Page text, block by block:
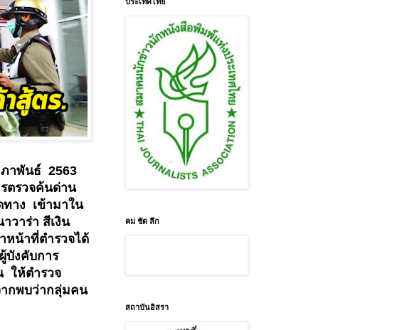
าพันธ์ 2563
ตรวจค้นด่าน
ทาง เข้ามาใน
วาร่า สีเงิน
หน้าที่ตำรวจได้
บังคับการ
ให้ตำรวจ
กพบว่ากลุ่มคน
คม ชัด ลึก
สถาบันอิสรา